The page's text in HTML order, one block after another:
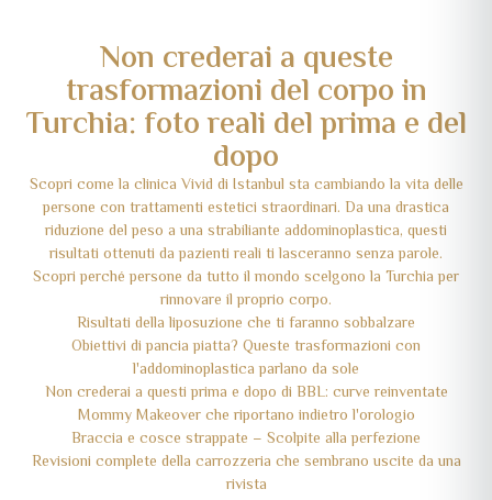
Non crederai a queste
trasformazioni del corpo in
Turchia: foto reali del prima e del
dopo
Scopri come la clinica Vivid di Istanbul sta cambiando la vita delle
persone con trattamenti estetici straordinari. Da una drastica
riduzione del peso a una strabiliante addominoplastica, questi
risultati ottenuti da pazienti reali ti lasceranno senza parole.
Scopri perché persone da tutto il mondo scelgono la Turchia per
rinnovare il proprio corpo.
Risultati della liposuzione che ti faranno sobbalzare
Obiettivi di pancia piatta? Queste trasformazioni con
l'addominoplastica parlano da sole
Non crederai a questi prima e dopo di BBL: curve reinventate
Mommy Makeover che riportano indietro l'orologio
Braccia e cosce strappate – Scolpite alla perfezione
Revisioni complete della carrozzeria che sembrano uscite da una
rivista